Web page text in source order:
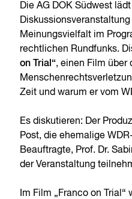
Die AG DOK Südwest
Meinungsvielfalt im
rechtlichen Rundfunks.
on Trial“, einen Film über
Zeit und warum er vom
Es diskutieren: Der
Post, die ehemalige
Beauftragte, Prof. Dr.
der Veranstaltung
Im Film „Franco on